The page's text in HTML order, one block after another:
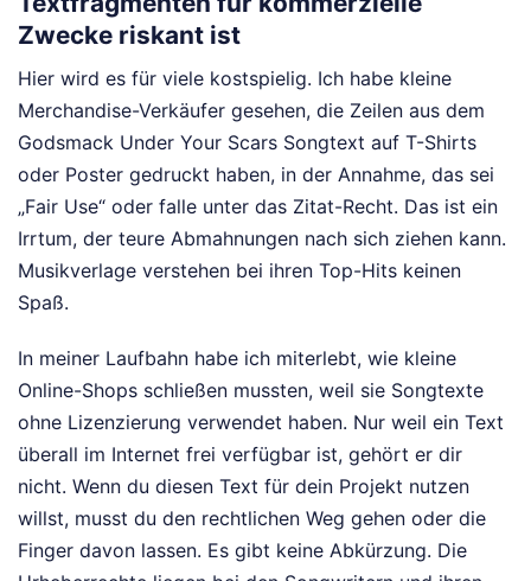
Zwecke riskant ist
Hier wird es für viele kostspielig. Ich habe kleine
Merchandise-Verkäufer gesehen, die Zeilen aus dem
Godsmack Under Your Scars Songtext auf T-Shirts
oder Poster gedruckt haben, in der Annahme, das sei
„Fair Use“ oder falle unter das Zitat-Recht. Das ist ein
Irrtum, der teure Abmahnungen nach sich ziehen kann.
Musikverlage verstehen bei ihren Top-Hits keinen
Spaß.
In meiner Laufbahn habe ich miterlebt, wie kleine
Online-Shops schließen mussten, weil sie Songtexte
ohne Lizenzierung verwendet haben. Nur weil ein Text
überall im Internet frei verfügbar ist, gehört er dir
nicht. Wenn du diesen Text für dein Projekt nutzen
willst, musst du den rechtlichen Weg gehen oder die
Finger davon lassen. Es gibt keine Abkürzung. Die